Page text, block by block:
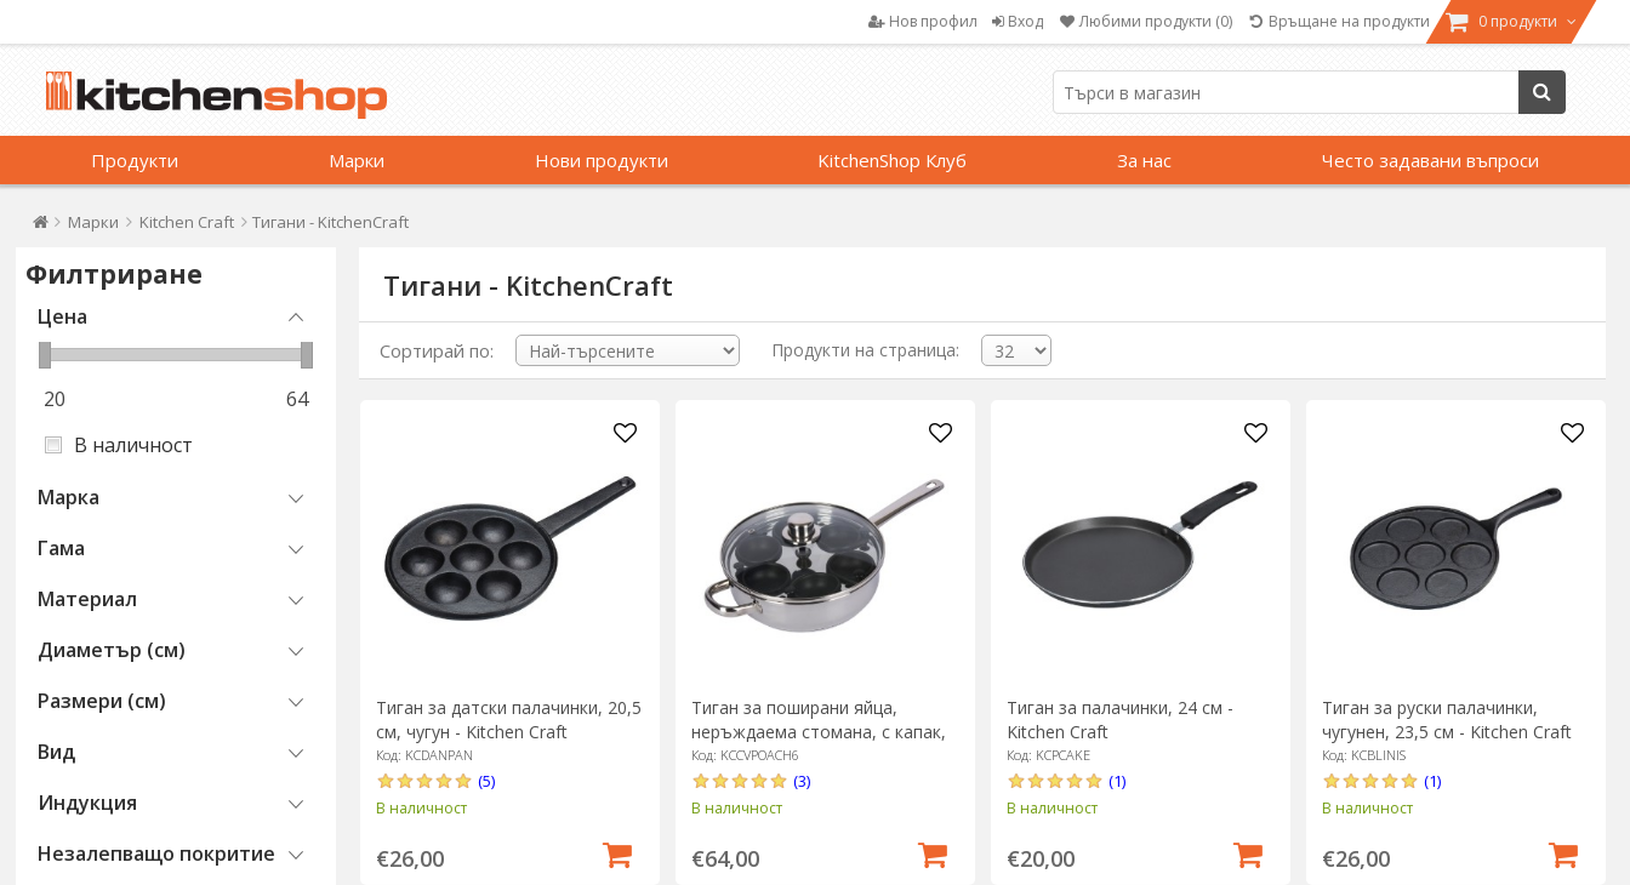
Нов профил Вход Любими продукти (0) Връщане на продукти 0 продукти
Продукти Марки Нови продукти KitchenShop Клуб За нас Често задавани въпроси
Марки Kitchen Craft Тигани - KitchenCraft
Филтриране
Цена
20
64
В наличност
Марка
Гама
Материал
Диаметър (см)
Размери (см)
Вид
Индукция
Незалепващо покритие
Тигани - KitchenCraft
Сортирай по: Продукти на страница:
Тиган за датски палачинки, 20,5
см, чугун - Kitchen Craft
Код: KCDANPAN
(5)
В наличност
€26,00
Тиган за поширани яйца,
неръждаема стомана, с капак,
26 см - Kitchen Craft
Код: KCCVPOACH6
(3)
В наличност
€64,00
Тиган за палачинки, 24 см -
Kitchen Craft
Код: KCPCAKE
(1)
В наличност
€20,00
Тиган за руски палачинки,
чугунен, 23,5 см - Kitchen Craft
Код: KCBLINIS
(1)
В наличност
€26,00